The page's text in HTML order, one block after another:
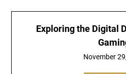
Exploring the Digital
November